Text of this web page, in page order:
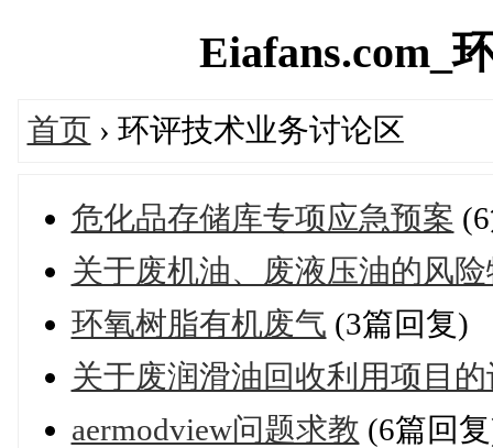
Eiafans.com_
首页 › 环评技术业务讨论区
危化品存储库专项应急预案
关于废机油、废液压油的风
环氧树脂有机废气 (3篇回复)
关于废润滑油回收利用项目
aermodview问题求教 (6篇回